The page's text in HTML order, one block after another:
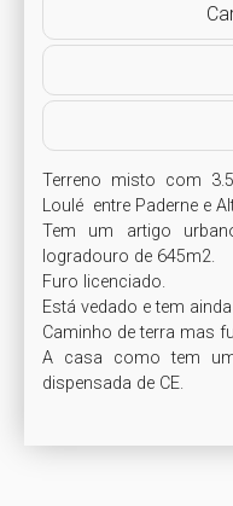
Terreno misto com
Loulé  entre Paderne e
Tem um artigo
logradouro de 645m2.
Furo licenciado.
Está vedado e tem
Caminho de terra mas
A casa como tem